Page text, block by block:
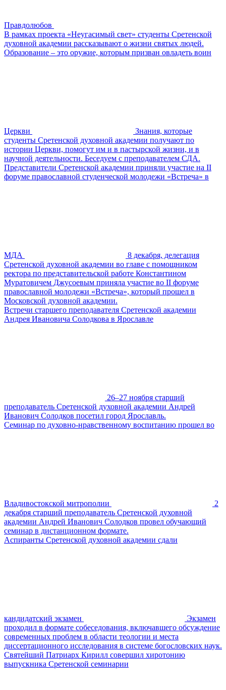
Правдолюбов
В рамках проекта «Неугасимый свет» студенты Сретенской
духовной академии рассказывают о жизни святых людей.
Образование – это оружие, которым призван овладеть воин
Церкви
Знания, которые
студенты Сретенской духовной академии получают по
истории Церкви, помогут им и в пастырской жизни, и в
научной деятельности. Беседуем с преподавателем СДА.
Представители Сретенской академии приняли участие на II
форуме православной студенческой молодежи «Встреча» в
МДА
8 декабря, делегация
Сретенской духовной академии во главе с помощником
ректора по представительской работе Константином
Муратовичем Джусоевым приняла участие во II форуме
православной молодежи «Встреча», который прошел в
Московской духовной академии.
Встречи старшего преподавателя Сретенской академии
Андрея Ивановича Солодкова в Ярославле
26–27 ноября старший
преподаватель Сретенской духовной академии Андрей
Иванович Солодков посетил город Ярославль.
Семинар по духовно-нравственному воспитанию прошел во
Владивостокской митрополии
2
декабря старший преподаватель Сретенской духовной
академии Андрей Иванович Солодков провел обучающий
семинар в дистанционном формате.
Аспиранты Сретенской духовной академии сдали
кандидатский экзамен
Экзамен
проходил в формате собеседования, включавшего обсуждение
современных проблем в области теологии и места
диссертационного исследования в системе богословских наук.
Святейший Патриарх Кирилл совершил хиротонию
выпускника Сретенской семинарии